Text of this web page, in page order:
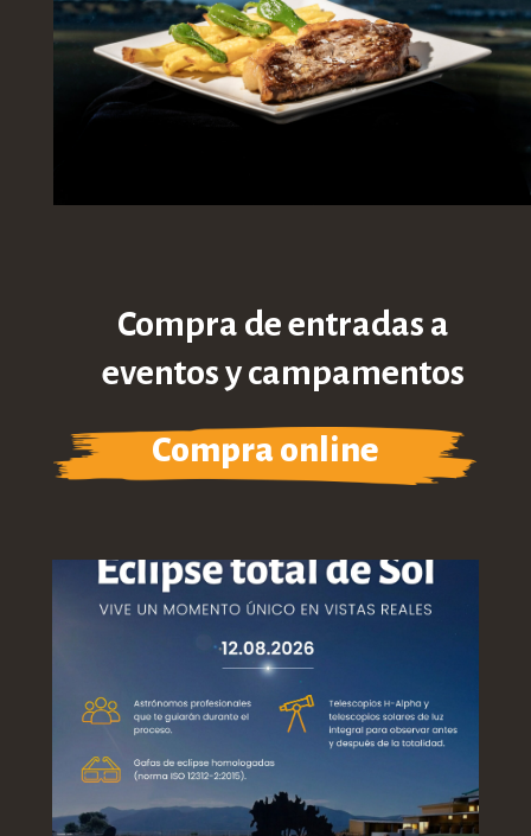
Compra de entradas a
eventos y campamentos
Compra online